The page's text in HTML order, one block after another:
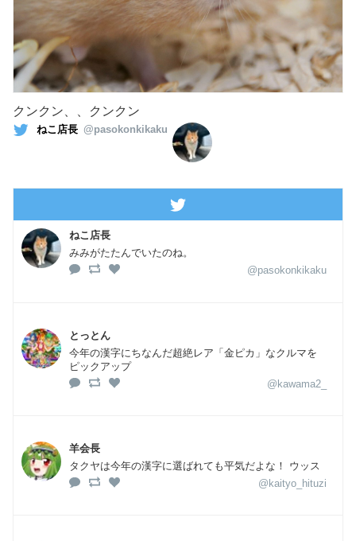
クンクン、、クンクン
ねこ店長 @pasokonkikaku
ねこ店長
みみがたたんでいたのね。
@pasokonkikaku
とっとん
今年の漢字にちなんだ超絶レア「金ピカ」なクルマを
ピックアップ
@kawama2_
羊会長
タクヤは今年の漢字に選ばれても平気だよな！ ウッス
@kaityo_hituzi